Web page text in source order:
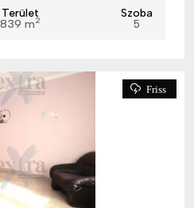
Terület
839 m2
Szoba
5
Friss